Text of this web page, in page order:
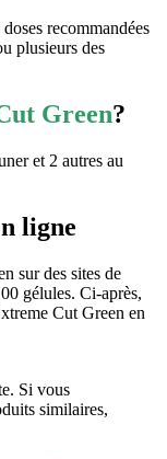
recommandées
plusieurs des
Green?
et 2 autres au
ligne
sur des sites de
gélules. Ci-après,
Cut Green en
Si vous
similaires,